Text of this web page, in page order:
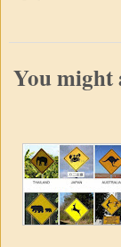
You might